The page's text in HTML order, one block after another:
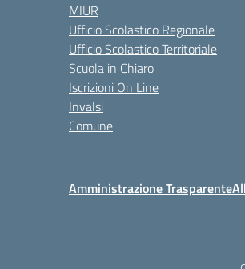
MIUR
Ufficio Scolastico Regionale
Ufficio Scolastico Territoriale
Scuola in Chiaro
Iscrizioni On Line
Invalsi
Comune
Amministrazione Trasparente